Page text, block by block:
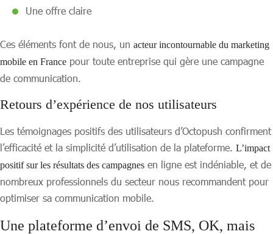
Une offre claire
Ces éléments font de nous, un acteur incontournable du marketing
mobile en France pour toute entreprise qui gère une campagne
de communication.
Retours d’expérience de nos utilisateurs
Les témoignages positifs des utilisateurs d’Octopush confirment
l’efficacité et la simplicité d’utilisation de la plateforme. L’impact
positif sur les résultats des campagnes en ligne est indéniable, et de
nombreux professionnels du secteur nous recommandent pour
optimiser sa communication mobile.
Une plateforme d’envoi de SMS, OK, mais